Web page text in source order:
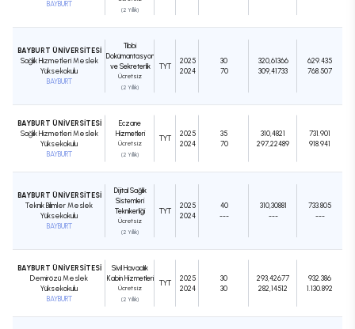
BAYBURT
(2 Yıllık)
BAYBURT ÜNİVERSİTESİ
Sağlık Hizmetleri Meslek
Yüksekokulu
BAYBURT
Tıbbi
Dokümantasyon
ve Sekreterlik
Ücretsiz
(2 Yıllık)
TYT
2025
2024
30
70
320,61366
309,41733
629.435
768.507
BAYBURT ÜNİVERSİTESİ
Sağlık Hizmetleri Meslek
Yüksekokulu
BAYBURT
Eczane
Hizmetleri
Ücretsiz
(2 Yıllık)
TYT
2025
2024
35
70
310,4821
297,22489
731.901
918.941
BAYBURT ÜNİVERSİTESİ
Teknik Bilimler Meslek
Yüksekokulu
BAYBURT
Dijital Sağlık
Sistemleri
Teknikerliği
Ücretsiz
(2 Yıllık)
TYT
2025
2024
40
---
310,30881
---
733.805
---
BAYBURT ÜNİVERSİTESİ
Demirözü Meslek
Yüksekokulu
BAYBURT
Sivil Havacılık
Kabin Hizmetleri
Ücretsiz
(2 Yıllık)
TYT
2025
2024
30
30
293,42677
282,14512
932.386
1.130.892